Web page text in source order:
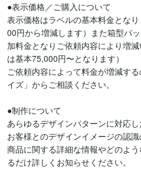
●表示価格／ご購入について
表示価格はラベルの基本料金とな
00円から増減します）また箱型パ
加料金となりご依頼内容により増
は基本75,000円〜となります）
ご依頼内容によって料金が増減す
イズ」からご相談ください。
●制作について
あらゆるデザインパターンに対応し
お客様とのデザインイメージの認識
商品に関する詳細な情報やどのよ
るだけ詳しくお知らせください。